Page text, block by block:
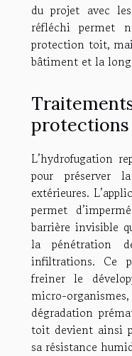
du projet avec
réfléchi permet
protection toit,
bâtiment et la
protections
L’hydrofugation
pour préserver
extérieures.
permet
barrière invisible
la pénétration
infiltrations. Ce
freiner le
micro-
dégradation
toit devient ainsi
sa résistance